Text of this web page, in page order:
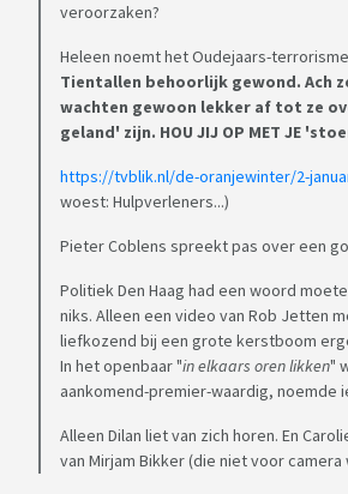
veroorzaken?
Heleen noemt het Oudejaars-
Tientallen behoorlijk gewond. Ach
wachten gewoon lekker af tot ze
geland' zijn. HOU JIJ OP MET JE
https://tvblik.nl/de-oranjewinter/2-
woest: Hulpverleners...)
Pieter Coblens spreekt pas over een
Politiek Den Haag had een woord
niks. Alleen een video van Rob Jetten
liefkozend bij een grote kerstboom
In het openbaar "in elkaars oren likken"
aankomend-premier-waardig, noemde
Alleen Dilan liet van zich horen. En
van Mirjam Bikker (die niet voor camera